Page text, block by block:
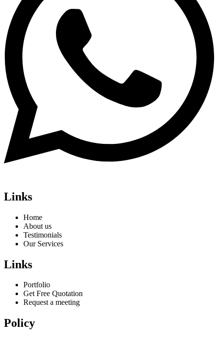
Links
Home
About us
Testimonials
Our Services
Links
Portfolio
Get Free Quotation
Request a meeting
Policy